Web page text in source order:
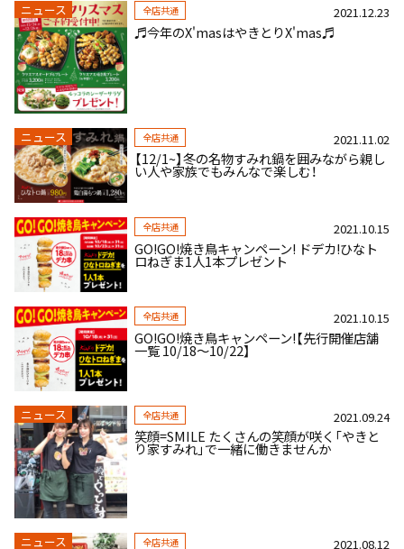
ニュース 全店共通 2021.12.23
♬今年のX'masはやきとりX'mas♬
ニュース 全店共通 2021.11.02
【12/1~】冬の名物すみれ鍋を囲みながら親し
い人や家族でもみんなで楽しむ！
全店共通 2021.10.15
GO!GO!焼き鳥キャンペーン! ドデカ!ひなト
ロねぎま1人1本プレゼント
全店共通 2021.10.15
GO!GO!焼き鳥キャンペーン!【先行開催店舗
一覧 10/18～10/22】
ニュース 全店共通 2021.09.24
笑顔=SMILE たくさんの笑顔が咲く「やきと
り家すみれ」で一緒に働きませんか
ニュース 全店共通 2021.08.12